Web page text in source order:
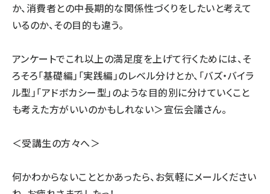
か、消費者との中長期的な関係性づくりをしたいと考えて
いるのか、その目的も違う。
アンケートでこれ以上の満足度を上げて行くためには、そ
ろそろ「基礎編」「実践編」のレベル分けとか、「バズ・バイラ
ル型」「アドボカシー型」のような目的別に分けていくこと
も考えた方がいいのかもしれない＞宣伝会議さん。
＜受講生の方々へ＞
何かわからないこととかあったら、お気軽にメールください